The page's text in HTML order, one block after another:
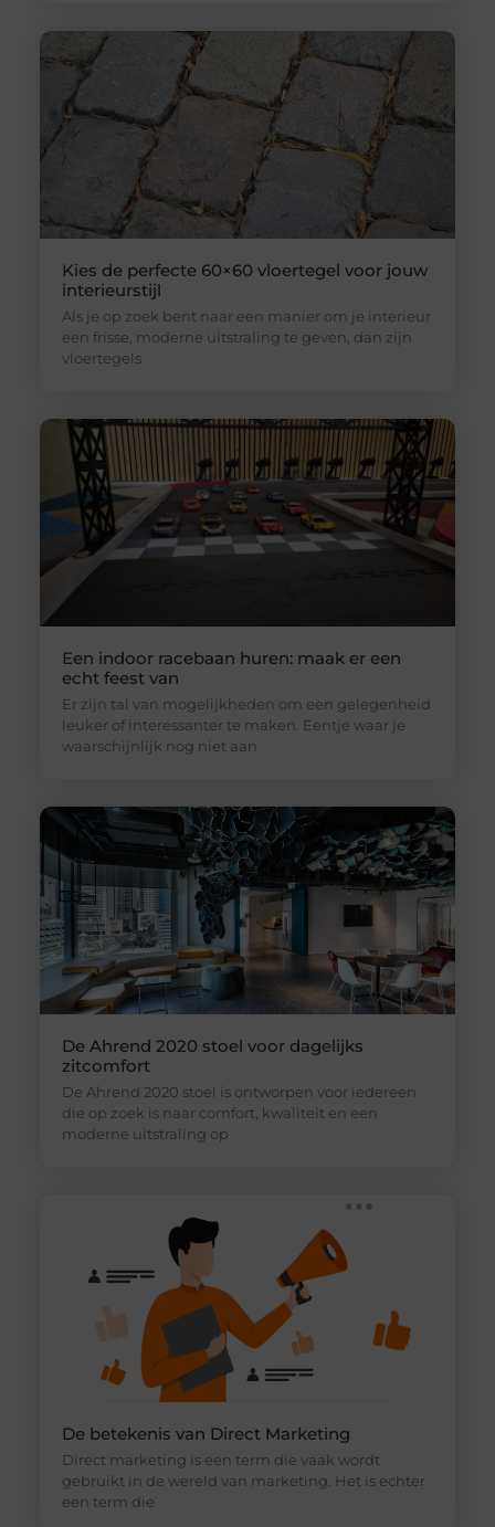
Kies de perfecte 60×60 vloertegel voor jouw
interieurstijl
Als je op zoek bent naar een manier om je interieur
een frisse, moderne uitstraling te geven, dan zijn
vloertegels
Een indoor racebaan huren: maak er een
echt feest van
Er zijn tal van mogelijkheden om een gelegenheid
leuker of interessanter te maken. Eentje waar je
waarschijnlijk nog niet aan
De Ahrend 2020 stoel voor dagelijks
zitcomfort
De Ahrend 2020 stoel is ontworpen voor iedereen
die op zoek is naar comfort, kwaliteit en een
moderne uitstraling op
De betekenis van Direct Marketing
Direct marketing is een term die vaak wordt
gebruikt in de wereld van marketing. Het is echter
een term die